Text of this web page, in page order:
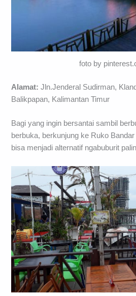
foto by
Alamat: Jln.Jenderal Sudirman,
Balikpapan, Kalimantan Timur
Bagi yang ingin bersantai sambil
berbuka, berkunjung ke Ruko
bisa menjadi alternatif ngabuburit